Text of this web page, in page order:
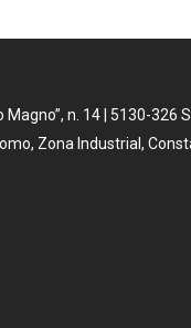
Magno”, n. 14 | 5130-326
Zona Industrial,